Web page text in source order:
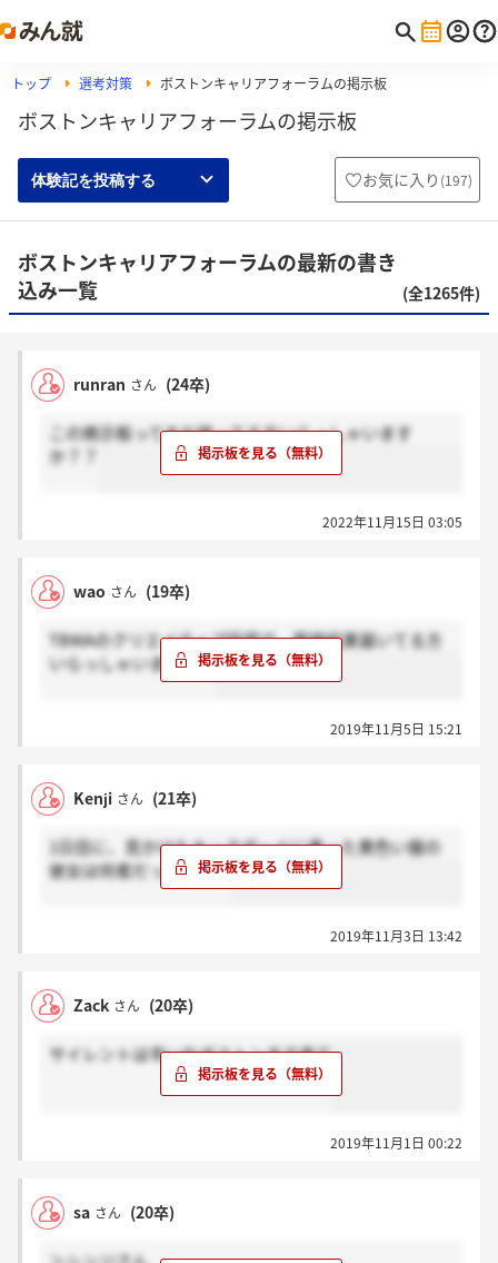
トップ 選考対策 ボストンキャリアフォーラムの掲示板
ボストンキャリアフォーラムの掲示板
体験記を投稿する お気に入り (197)
ボストンキャリアフォーラムの最新の書き
込み一覧
(全1265件)
runran さん (24卒)
この掲示板ってまだ使ってる方いらっしゃいます
か？？
2022年11月15日 03:05
wao さん (19卒)
TBWAのクリエイティブ採用で、面接結果届いてる方
いらっしゃいますか？
2019年11月5日 15:21
Kenji さん (21卒)
1日目に、見かけたキックボードに乗った黄色い服の
彼女は何者だったのか...
2019年11月3日 13:42
Zack さん (20卒)
サイレントは辛いねボストンまで来て
2019年11月1日 00:22
sa さん (20卒)